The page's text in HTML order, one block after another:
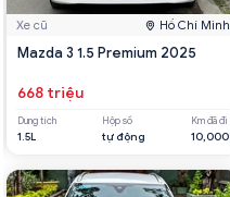
Xe cũ Hồ Chí Minh
Mazda 3 1.5 Premium 2025
668 triệu
Dung tích
1.5L
Hộp số
tự động
Km đã đi
10,000